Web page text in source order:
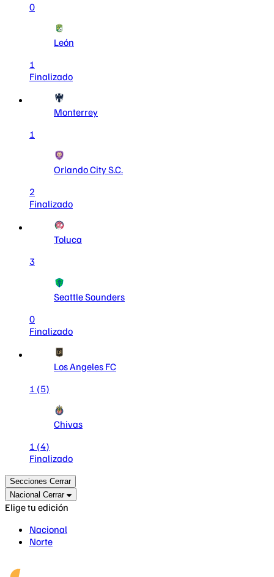
0
León
1
Finalizado
Monterrey
1
Orlando City S.C.
2
Finalizado
Toluca
3
Seattle Sounders
0
Finalizado
Los Angeles FC
1 (5)
Chivas
1 (4)
Finalizado
Secciones Cerrar
Nacional Cerrar
Elige tu edición
Nacional
Norte